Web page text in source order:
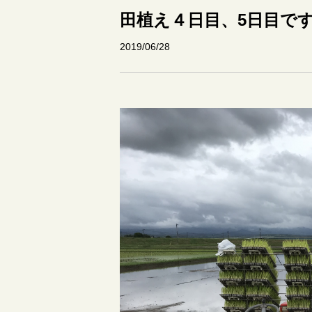
田植え４日目、5日目で
2019/06/28